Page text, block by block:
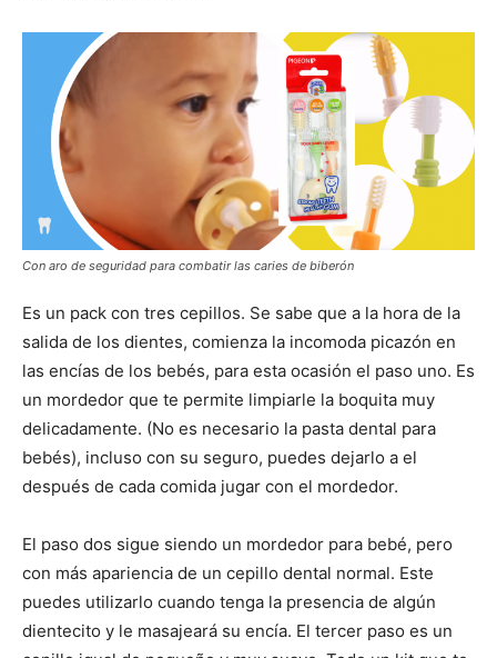
Con aro de seguridad para combatir las caries de biberón
Es un pack con tres cepillos. Se sabe que a la hora de la
salida de los dientes, comienza la incomoda picazón en
las encías de los bebés, para esta ocasión el paso uno. Es
un mordedor que te permite limpiarle la boquita muy
delicadamente. (No es necesario la pasta dental para
bebés), incluso con su seguro, puedes dejarlo a el
después de cada comida jugar con el mordedor.
El paso dos sigue siendo un mordedor para bebé, pero
con más apariencia de un cepillo dental normal. Este
puedes utilizarlo cuando tenga la presencia de algún
dientecito y le masajeará su encía. El tercer paso es un